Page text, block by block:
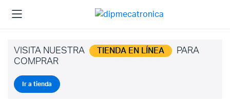
VISITA NUESTRA TIENDA EN LÍNEA
PARA
COMPRAR
Ir a tienda